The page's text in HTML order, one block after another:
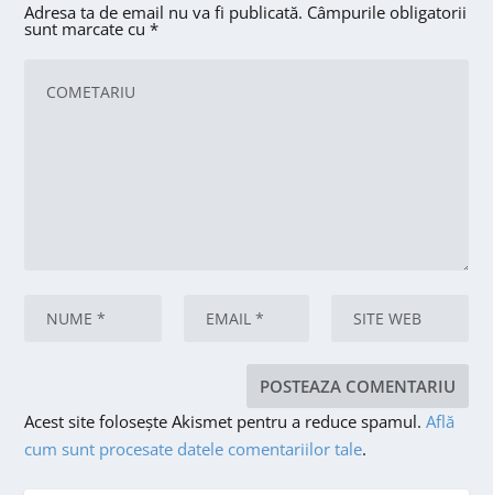
Adresa ta de email nu va fi publicată. Câmpurile obligatorii
sunt marcate cu*
Acest site folosește Akismet pentru a reduce spamul.Află
cum sunt procesate datele comentariilor tale.